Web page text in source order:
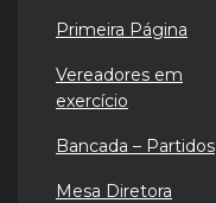
Primeira Página
Vereadores em
exercício
Bancada – Partidos
Mesa Diretora